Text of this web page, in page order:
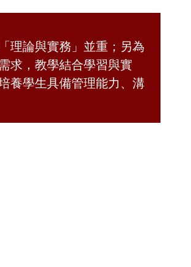
理論與實務」並重；另為
求，教學結合學習與實
養學生具備管理能力、溝